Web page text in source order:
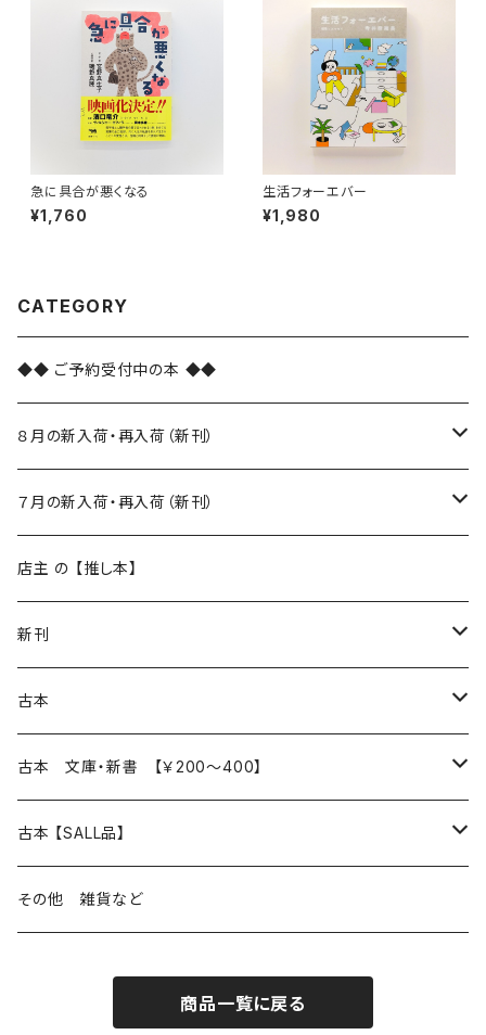
急に具合が悪くなる
¥1,760
生活フォーエバー
¥1,980
CATEGORY
◆◆ ご予約受付中の本 ◆◆
８月の新入荷・再入荷（新刊）
新入荷
再入荷
７月の新入荷・再入荷（新刊）
新入荷
再入荷
店主 の 【推し本】
新刊
本 の あれこれ
読書のこと
本屋のこと
文芸
近代小説 エッセイ 戯曲（日本人作家）
現代小説 エッセイ 戯曲（日本人作家）
現代小説 エッセイ 戯曲（外国人作家）
日々 の できこと
日常の 風景 群像
生き方 ライフスタイル
人生 生き方 について考える
食べ物 料理
古本
本 の あれこれ
読書のこと
本屋のこと
日本文学
小説 エッセイ 戯曲（日本人作家）
海外文学
詩（外国人作家）
日常の 風景 群像
生き方 ライフスタイル
古本 文庫・新書 【￥200～400】
日本文学
小説 エッセイ 戯曲
海外文学
古本 【SALL品】
20％OFF
その他 雑貨など
商品一覧に戻る